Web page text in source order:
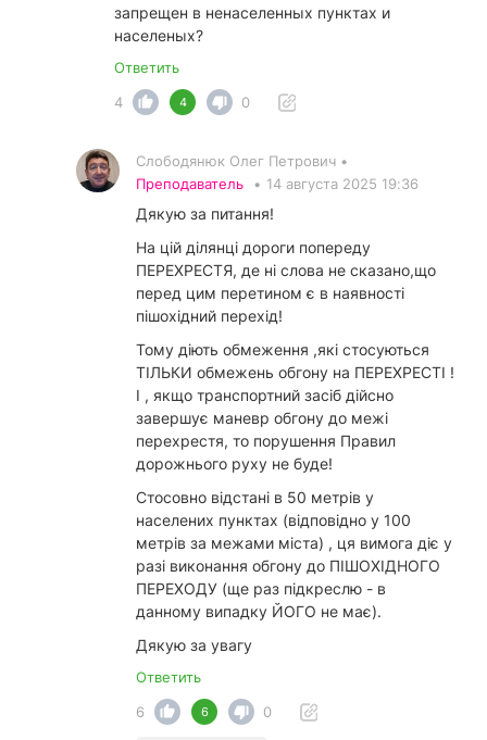
запрещен в ненаселенных пунктах и
населеных?
Ответить
4
4 0
Слободянюк Олег Петрович •
Преподаватель
• 14 августа 2025 19:36
Дякую за питання!
На цій ділянці дороги попереду
ПЕРЕХРЕСТЯ, де ні слова не сказано,що
перед цим перетином є в наявності
пішохідний перехід!
Тому діють обмеження ,які стосуються
ТІЛЬКИ обмежень обгону на ПЕРЕХРЕСТІ !
І , якщо транспортний засіб дійсно
завершує маневр обгону до межі
перехрестя, то порушення Правил
дорожнього руху не буде!
Стосовно відстані в 50 метрів у
населених пунктах (відповідно у 100
метрів за межами міста) , ця вимога діє у
разі виконання обгону до ПІШОХІДНОГО
ПЕРЕХОДУ (ще раз підкреслю - в
данному випадку ЙОГО не має).
Дякую за увагу
Ответить
6
6 0